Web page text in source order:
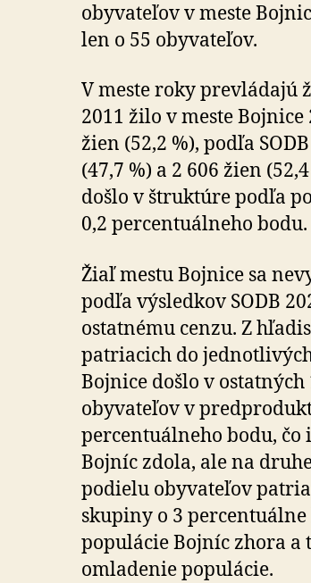
obyvateľov v meste
len o 55 obyvateľov.
V meste roky prevládajú
2011 žilo v meste Bojnice
žien (52,2 %), podľa
(47,7 %) a 2 606 žien
došlo v štruktúre podľa
0,2 percentuálneho bodu.
Žiaľ mestu Bojnice sa
podľa výsledkov SODB
ostatnému cenzu. Z
patriacich do
Bojnice došlo v
obyvateľov v
percentuálneho bodu,
Bojníc zdola, ale na
podielu obyvateľov
skupiny o 3
populácie Bojníc zhora a
omladenie populácie.